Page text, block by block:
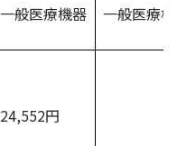
一般医療機器 一般医療
24,552円